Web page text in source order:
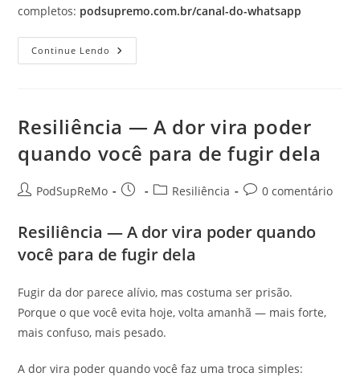
completos: podsupremo.com.br/canal-do-whatsapp
Continue Lendo Relacionamento
—
Começo
Quase
Toda
Emocional
Resiliência — A dor vira poder
quando você para de fugir dela
Autor
post:
PodSupReMo
Post
Categoria
Resiliência
Comentários
0 comentário
Resiliência — A dor vira poder quando
você para de fugir dela
Fugir da dor parece alívio, mas costuma ser prisão.
Porque o que você evita hoje, volta amanhã — mais forte,
mais confuso, mais pesado.
A dor vira poder quando você faz uma troca simples: